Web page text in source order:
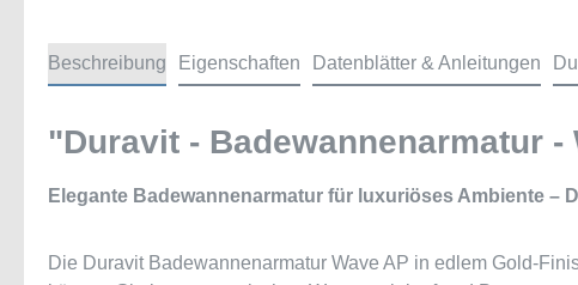
Beschreibung Eigenschaften Datenblätter & Anleitungen
"Duravit - Badewannenarmatur
Elegante Badewannenarmatur für luxuriöses Ambiente –
Die Duravit Badewannenarmatur Wave AP in edlem Gold-